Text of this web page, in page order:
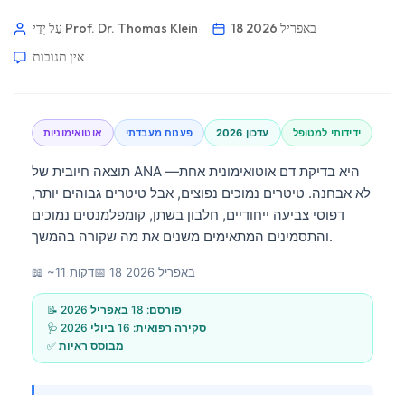
עַל יְדֵי Prof. Dr. Thomas Klein
18 באפריל 2026
אין תגובות
אוטואימוניות פענוח מעבדתי עדכון 2026 ידידותי למטופל
תוצאה חיובית של ANA היא בדיקת דם אוטואימונית אחת—
לא אבחנה. טיטרים נמוכים נפוצים, אבל טיטרים גבוהים יותר,
דפוסי צביעה ייחודיים, חלבון בשתן, קומפלמנטים נמוכים
והתסמינים המתאימים משנים את מה שקורה בהמשך.
📖 ~11 דקות📅 18 באפריל 2026
📝 פורסם: 18 באפריל 2026
🩺 סקירה רפואית: 16 ביולי 2026
✅ מבוסס ראיות